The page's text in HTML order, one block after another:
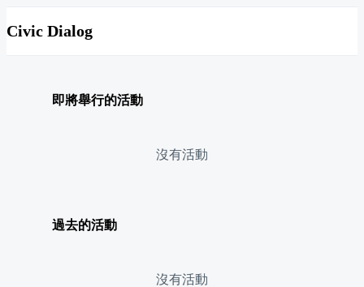
Civic Dialog
即將舉行的活動
沒有活動
過去的活動
沒有活動